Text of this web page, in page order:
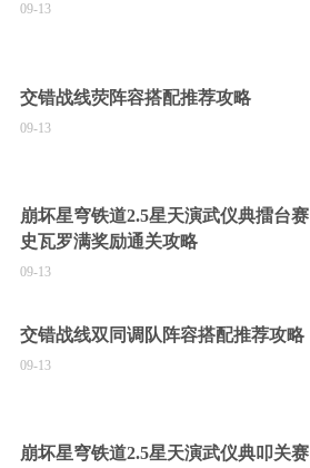
09-13
交错战线荧阵容搭配推荐攻略
09-13
崩坏星穹铁道2.5星天演武仪典擂台赛
史瓦罗满奖励通关攻略
09-13
交错战线双同调队阵容搭配推荐攻略
09-13
崩坏星穹铁道2.5星天演武仪典叩关赛